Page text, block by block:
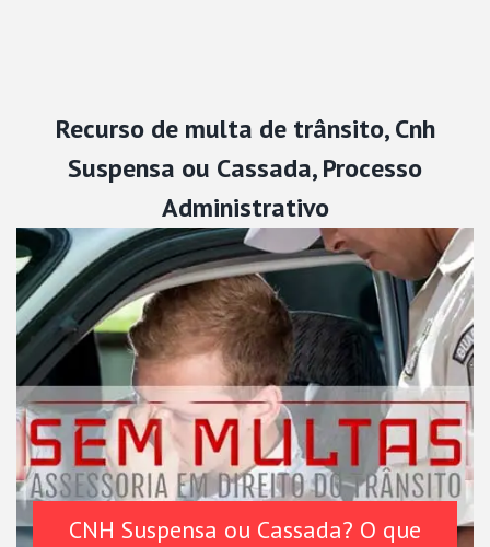
Recurso de multa de trânsito, Cnh
Suspensa ou Cassada, Processo
Administrativo
CNH Suspensa ou Cassada? O que